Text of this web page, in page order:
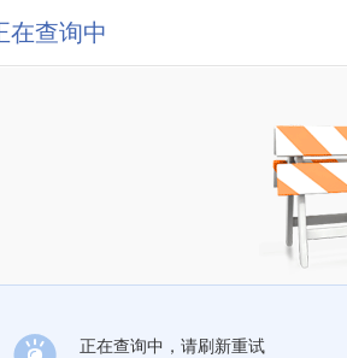
在查询中
正在查询中，请刷新重试